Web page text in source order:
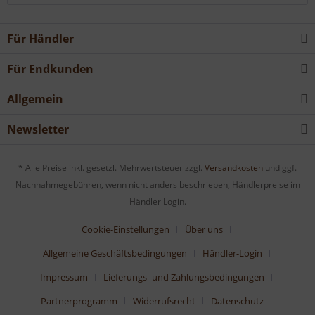
Für Händler
Für Endkunden
Allgemein
Newsletter
* Alle Preise inkl. gesetzl. Mehrwertsteuer zzgl. Versandkosten und ggf.
Nachnahmegebühren, wenn nicht anders beschrieben, Händlerpreise im
Händler Login.
Cookie-Einstellungen
Über uns
Allgemeine Geschäftsbedingungen
Händler-Login
Impressum
Lieferungs- und Zahlungsbedingungen
Partnerprogramm
Widerrufsrecht Datenschutz